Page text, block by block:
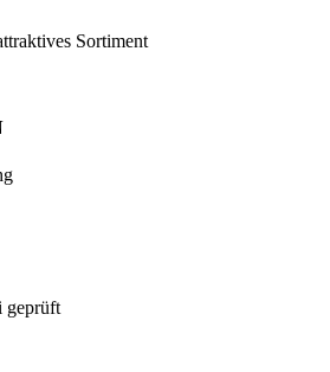
Sortiment
geprüft